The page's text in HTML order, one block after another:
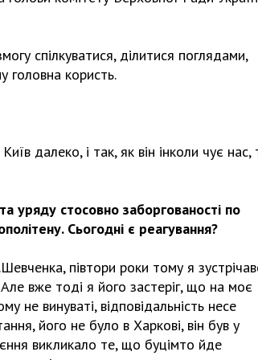
спілкуватися, ділитися поглядами,
головна користь.
далеко, і так, як він інколи чує нас,
уряду стосовно заборгованості по
Сьогодні є реагування?
півтори роки тому я
вже тоді я його застеріг, що на моє
не винуваті, відповідальність несе
його не було в Харкові, він був у
викликало те, що буцімто йде